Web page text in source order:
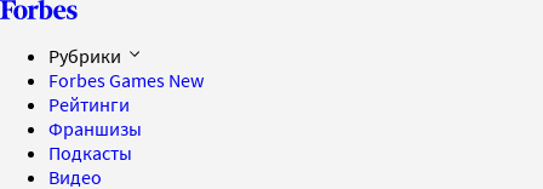
Рубрики
Forbes Games New
Рейтинги
Франшизы
Подкасты
Видео